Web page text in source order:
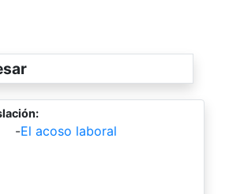
-El acoso laboral